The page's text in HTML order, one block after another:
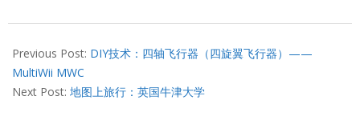
04-
27
Previous Post: DIY技术：四轴飞行器（四旋翼飞行器）——
MultiWii MWC
Next Post: 地图上旅行：英国牛津大学